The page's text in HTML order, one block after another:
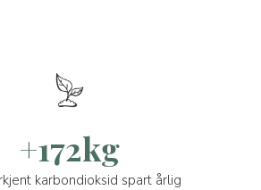
+172kg
karbondioksid spart årlig